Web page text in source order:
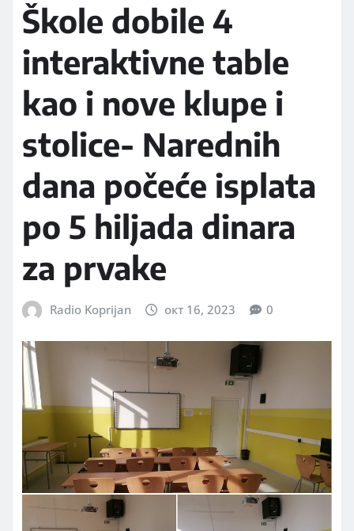
Škole dobile 4
interaktivne table
kao i nove klupe i
stolice- Narednih
dana počeće isplata
po 5 hiljada dinara
za prvake
Radio Koprijan окт 16, 2023 0